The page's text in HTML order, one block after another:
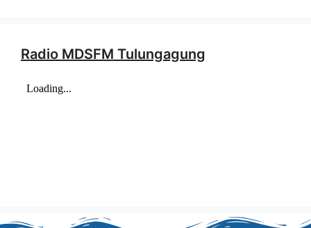
Radio MDSFM Tulungagung